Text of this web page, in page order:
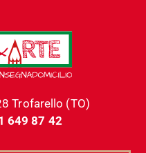
Trofarello (TO)
649 87 42